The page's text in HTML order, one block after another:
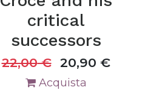
critical
successors
22,00€ 20,90 €
Acquista